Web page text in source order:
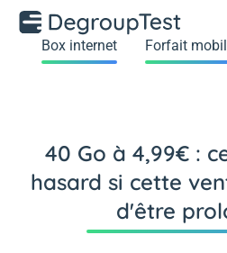
Box internet Forfait
40 Go à 4,99€ :
hasard si cette
d'être